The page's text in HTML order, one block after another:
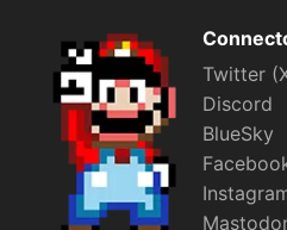
Twitter
Discord
BlueSky